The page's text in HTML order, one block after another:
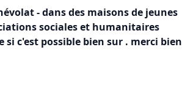
- dans des maisons de jeunes
sociales et humanitaires
c'est possible bien sur . merci bien